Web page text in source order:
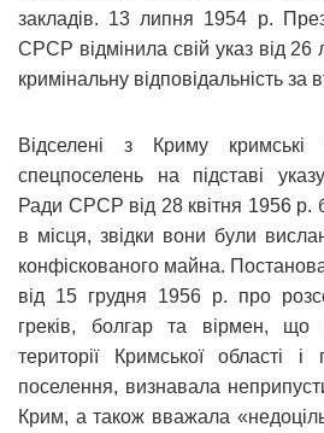
закладів. 13 липня 1954 р.
СРСР відмінила свій указ від
кримінальну відповідальність за
Відселені з Криму кримські
спецпоселень на підставі
Ради СРСР від 28 квітня 1956 р.
в місця, звідки вони були
конфіскованого майна.
від 15 грудня 1956 р. про
греків, болгар та вірмен,
території Кримської області
поселення, визнавала
Крим, а також вважала